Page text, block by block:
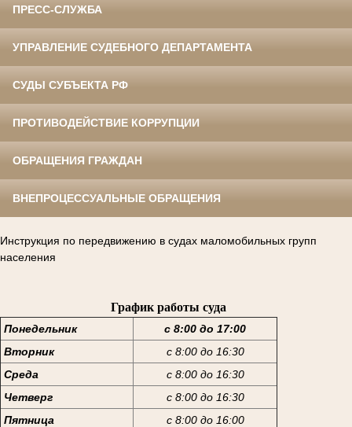
ПРЕСС-СЛУЖБА
УПРАВЛЕНИЕ СУДЕБНОГО ДЕПАРТАМЕНТА
СУДЫ СУБЪЕКТА РФ
ПРОТИВОДЕЙСТВИЕ КОРРУПЦИИ
ОБРАЩЕНИЯ ГРАЖДАН
ВНЕПРОЦЕССУАЛЬНЫЕ ОБРАЩЕНИЯ
Инструкция по передвижению в судах маломобильных групп
населения
График работы суда
Понедельник
с 8:00 до 17:00
Вторник
с 8:00 до 16:30
Среда
с 8:00 до 16:30
Четверг
с 8:00 до 16:30
Пятница
с 8:00 до 16:00